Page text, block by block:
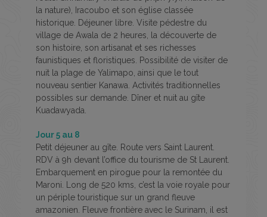
la nature), Iracoubo et son église classée
historique. Déjeuner libre. Visite pédestre du
village de Awala de 2 heures, la découverte de
son histoire, son artisanat et ses richesses
faunistiques et floristiques. Possibilité de visiter de
nuit la plage de Yalimapo, ainsi que le tout
nouveau sentier Kanawa. Activités traditionnelles
possibles sur demande. Dîner et nuit au gîte
Kuadawyada.
Jour 5 au 8
Petit déjeuner au gîte. Route vers Saint Laurent.
RDV à 9h devant l’office du tourisme de St Laurent.
Embarquement en pirogue pour la remontée du
Maroni. Long de 520 kms, c’est la voie royale pour
un périple touristique sur un grand fleuve
amazonien. Fleuve frontière avec le Surinam, il est